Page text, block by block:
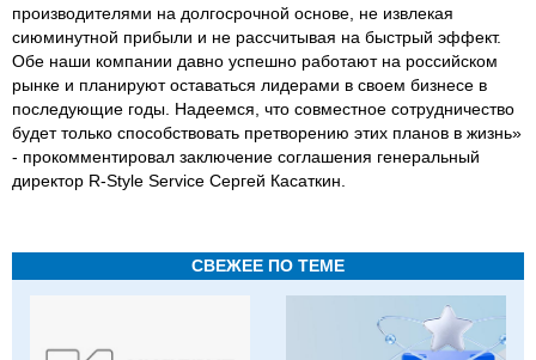
производителями на долгосрочной основе, не извлекая
сиюминутной прибыли и не рассчитывая на быстрый эффект.
Обе наши компании давно успешно работают на российском
рынке и планируют оставаться лидерами в своем бизнесе в
последующие годы. Надеемся, что совместное сотрудничество
будет только способствовать претворению этих планов в жизнь»
- прокомментировал заключение соглашения генеральный
директор R-Style Service Сергей Касаткин.
СВЕЖЕЕ ПО ТЕМЕ